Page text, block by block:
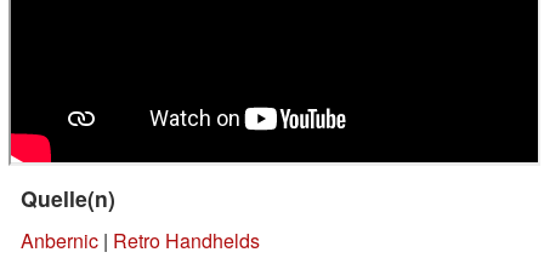
Quelle(n)
Anbernic | Retro Handhelds